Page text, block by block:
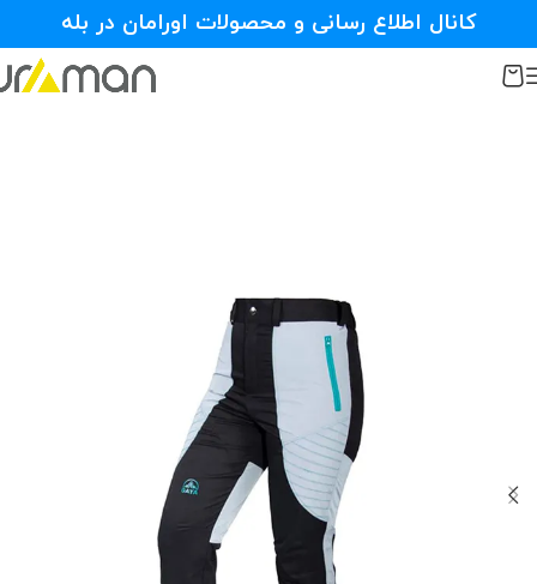
کانال اطلاع رسانی و محصولات اورامان در بله